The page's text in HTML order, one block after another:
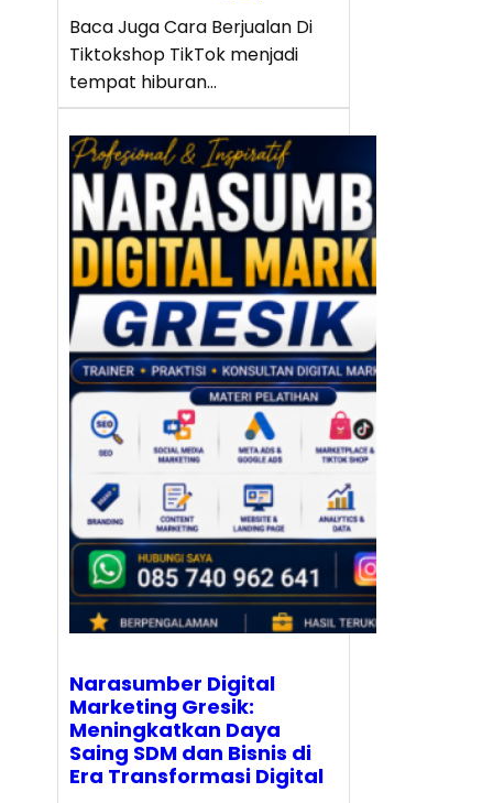
Baca Juga Cara Berjualan Di
Tiktokshop TikTok menjadi
tempat hiburan…
Narasumber Digital
Marketing Gresik:
Meningkatkan Daya
Saing SDM dan Bisnis di
Era Transformasi Digital